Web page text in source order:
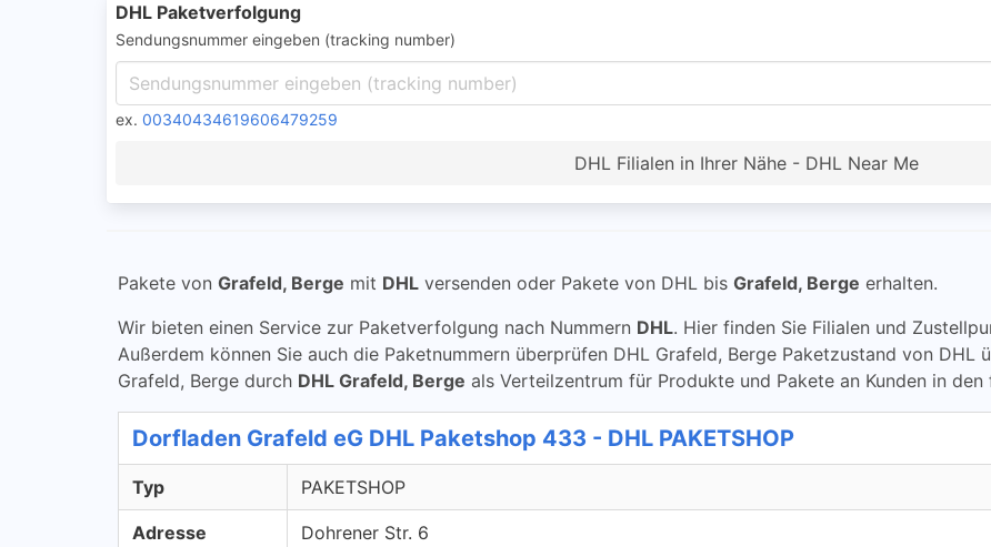
DHL Paketverfolgung
Sendungsnummer eingeben (tracking number)
ex. 00340434619606479259
DHL Filialen in Ihrer Nähe - DHL Near Me
Pakete von Grafeld, Berge mit DHL versenden oder Pakete von DHL bis Grafeld, Berge erhalten.
Wir bieten einen Service zur Paketverfolgung nach Nummern DHL. Hier finden Sie Filialen und
Außerdem können Sie auch die Paketnummern überprüfen DHL Grafeld, Berge Paketzustand von DHL
Grafeld, Berge durch DHL Grafeld, Berge als Verteilzentrum für Produkte und Pakete an Kunden in
Dorfladen Grafeld eG DHL Paketshop 433 - DHL PAKETSHOP
Typ PAKETSHOP
Adresse
Dohrener Str. 6